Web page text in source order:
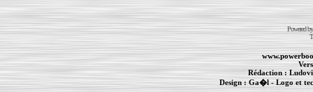
Powered
Rédaction :
Design : Ga�l- Logo et